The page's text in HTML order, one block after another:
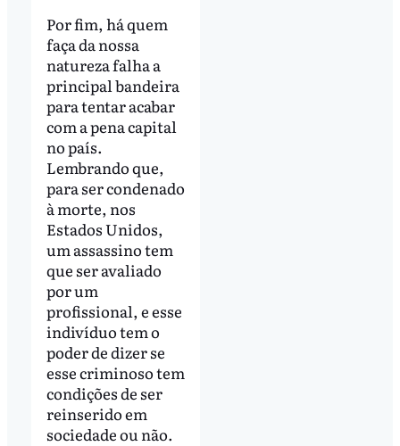
Por fim, há quem
faça da nossa
natureza falha a
principal bandeira
para tentar acabar
com a pena capital
no país.
Lembrando que,
para ser condenado
à morte, nos
Estados Unidos,
um assassino tem
que ser avaliado
por um
profissional, e esse
indivíduo tem o
poder de dizer se
esse criminoso tem
condições de ser
reinserido em
sociedade ou não.